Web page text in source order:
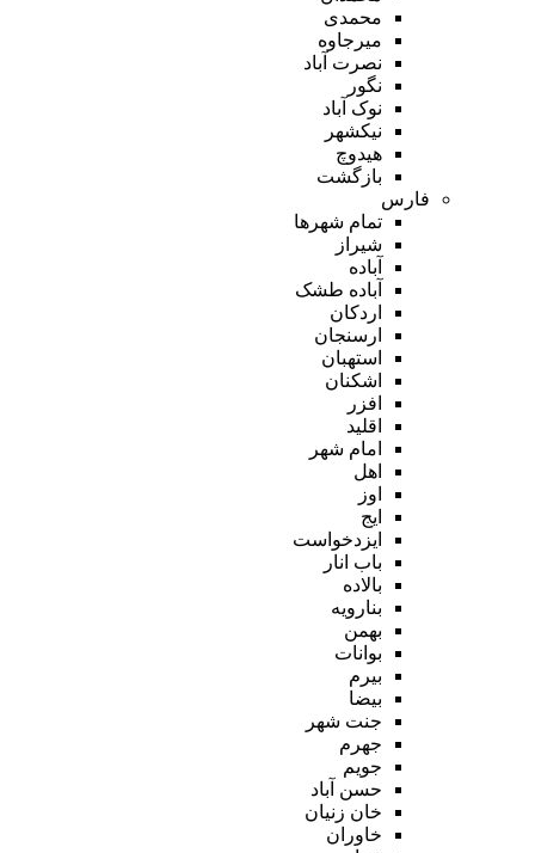
محمدی
میرجاوه
نصرت آباد
نگور
نوک آباد
نیکشهر
هیدوچ
بازگشت
فارس
تمام شهر‌ها
شیراز
آباده
آباده طشک
اردکان
ارسنجان
استهبان
اشکنان
افزر
اقلید
امام شهر
اهل
اوز
ایج
ایزدخواست
باب انار
بالاده
بنارویه
بهمن
بوانات
بیرم
بیضا
جنت شهر
جهرم
جویم
حسن آباد
خان زنیان
خاوران